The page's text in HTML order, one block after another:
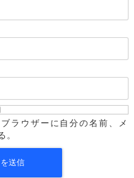
ラウザーに自分の名前、メ
。